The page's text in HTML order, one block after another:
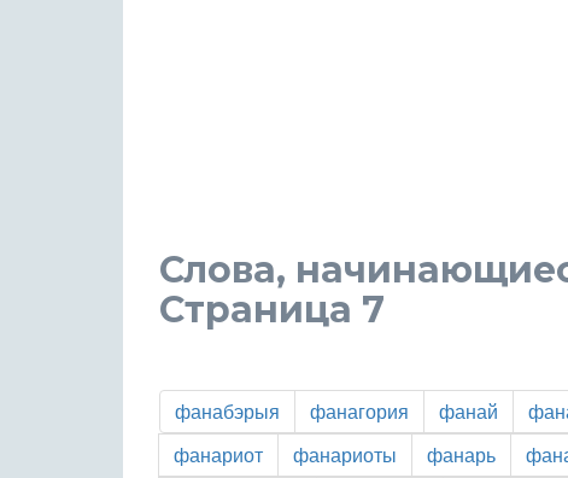
Слова,
Страница 7
фанабэрыя фанагория фанай
фанариот
фанариоты фанарь